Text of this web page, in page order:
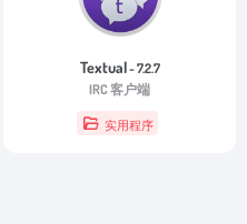
Textual- 7.2.7
IRC 客户端
实用程序